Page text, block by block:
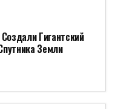
Гигантский
Земли